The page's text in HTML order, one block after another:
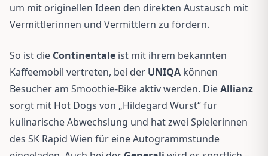
um mit originellen Ideen den direkten Austausch mit
Vermittlerinnen und Vermittlern zu fördern.
So ist die Continentale ist mit ihrem bekannten
Kaffeemobil vertreten, bei der UNIQA können
Besucher am Smoothie-Bike aktiv werden. DieAllianz
sorgt mit Hot Dogs von „Hildegard Wurst“ für
kulinarische Abwechslung und hat zwei Spielerinnen
des SK Rapid Wien für eine Autogrammstunde